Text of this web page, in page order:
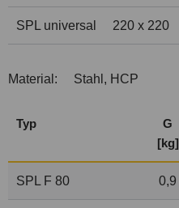
SPL universal 220 x 220
Material: Stahl, HCP
Typ
G
[kg]
SPL F 80 0,9